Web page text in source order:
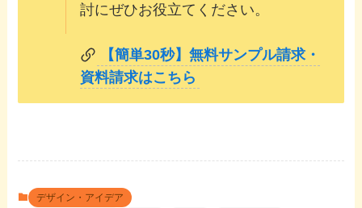
討にぜひお役立てください。
【簡単30秒】無料サンプル請求・
資料請求はこちら
デザイン・アイデア